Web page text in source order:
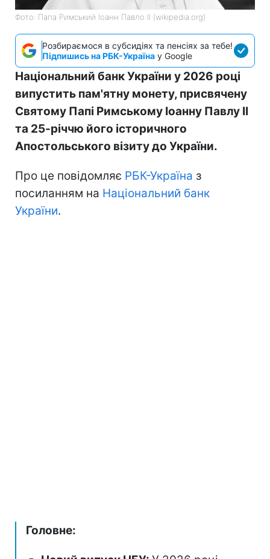
Фото: Папа Римський Іоанн Павло II (wikipedia.org)
Розбираємося в субсидіях та пенсіях за тебе!
Підпишись на РБК-Україна у Google
Національний банк України у 2026 році
випустить пам'ятну монету, присвячену
Святому Папі Римському Іоанну Павлу II
та 25-річчю його історичного
Апостольського візиту до України.
Про це повідомляє РБК-Україна з
посиланням на Національний банк
України.
Головне: